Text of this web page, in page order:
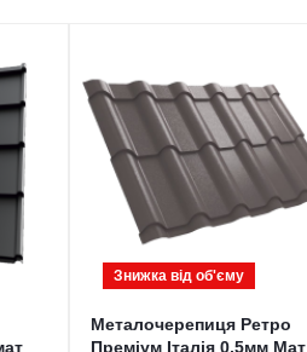
Знижка від обʹєму
Металочерепиця Ретро
Преміум Італія 0,5мм Мат